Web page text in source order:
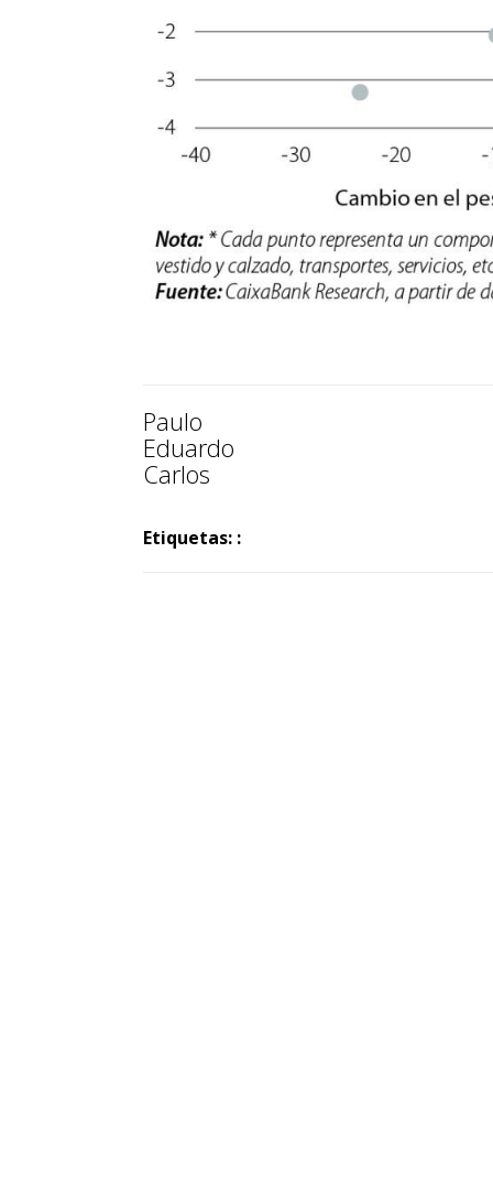
Paulo
Eduardo
Carlos
Etiquetas: